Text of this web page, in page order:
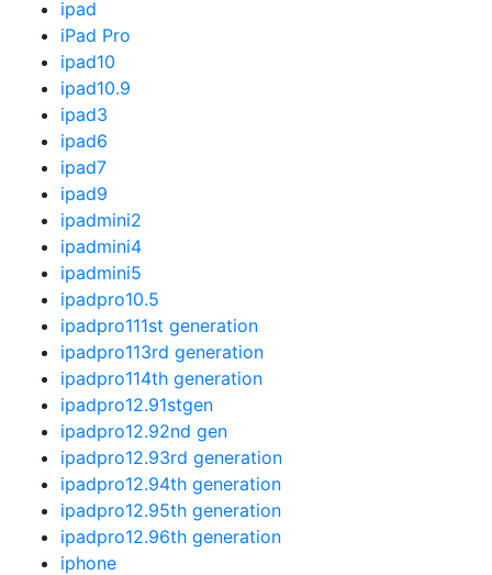
ipad
iPad Pro
ipad10
ipad10.9
ipad3
ipad6
ipad7
ipad9
ipadmini2
ipadmini4
ipadmini5
ipadpro10.5
ipadpro111st generation
ipadpro113rd generation
ipadpro114th generation
ipadpro12.91stgen
ipadpro12.92nd gen
ipadpro12.93rd generation
ipadpro12.94th generation
ipadpro12.95th generation
ipadpro12.96th generation
iphone